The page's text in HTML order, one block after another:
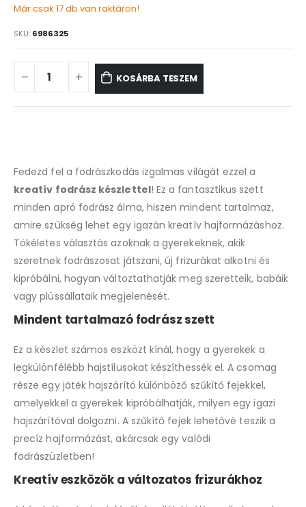
Már csak 17 db van raktáron!
SKU: 6986325
KOSÁRBA TESZEM
Fedezd fel a fodrászkodás izgalmas világát ezzel a
kreatív fodrász készlettel! Ez a fantasztikus szett
minden apró fodrász álma, hiszen mindent tartalmaz,
amire szükség lehet egy igazán kreatív hajformázáshoz.
Tökéletes választás azoknak a gyerekeknek, akik
szeretnek fodrászosat játszani, új frizurákat alkotni és
kipróbálni, hogyan változtathatják meg szeretteik, babáik
vagy plüssállataik megjelenését.
Mindent tartalmazó fodrász szett
Ez a készlet számos eszközt kínál, hogy a gyerekek a
legkülönfélébb hajstílusokat készíthessék el. A csomag
része egy játék hajszárító különböző szűkítő fejekkel,
amelyekkel a gyerekek kipróbálhatják, milyen egy igazi
hajszárítóval dolgozni. A szűkítő fejek lehetővé teszik a
precíz hajformázást, akárcsak egy valódi
fodrászüzletben!
Kreatív eszközök a változatos frizurákhoz